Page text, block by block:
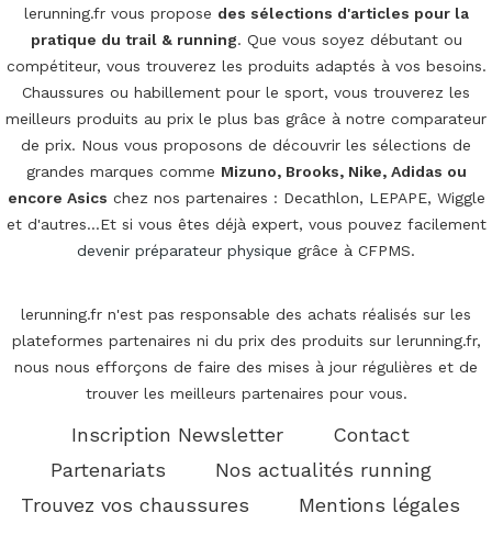
lerunning.fr vous propose des sélections d'articles pour la
pratique du trail & running. Que vous soyez débutant ou
compétiteur, vous trouverez les produits adaptés à vos besoins.
Chaussures ou habillement pour le sport, vous trouverez les
meilleurs produits au prix le plus bas grâce à notre comparateur
de prix. Nous vous proposons de découvrir les sélections de
grandes marques comme Mizuno, Brooks, Nike, Adidas ou
encore Asics chez nos partenaires : Decathlon, LEPAPE, Wiggle
et d'autres...Et si vous êtes déjà expert, vous pouvez facilement
devenir préparateur physique grâce à CFPMS.
lerunning.fr n'est pas responsable des achats réalisés sur les
plateformes partenaires ni du prix des produits sur lerunning.fr,
nous nous efforçons de faire des mises à jour régulières et de
trouver les meilleurs partenaires pour vous.
Inscription Newsletter
Contact
Partenariats
Nos actualités running
Trouvez vos chaussures
Mentions légales